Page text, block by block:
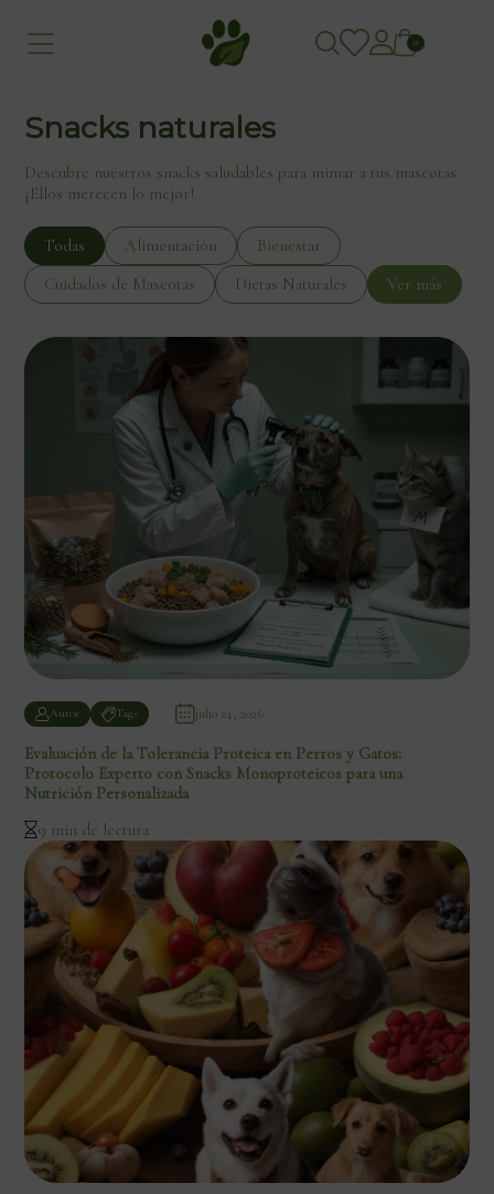
0
Snacks naturales
Descubre nuestros snacks saludables para mimar a tus mascotas.
¡Ellos merecen lo mejor!
Todas Alimentación
Bienestar
Cuidados de Mascotas
Dietas Naturales Ver más
Autor Tags julio 24, 2026
Evaluación de la Tolerancia Proteica en Perros y Gatos:
Protocolo Experto con Snacks Monoproteicos para una
Nutrición Personalizada
9 min de lectura